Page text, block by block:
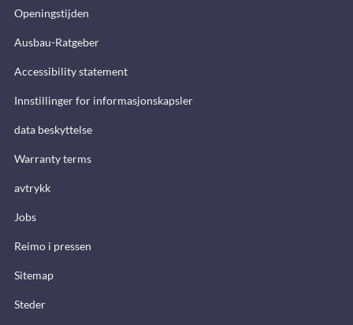
Openingstijden
Ausbau-Ratgeber
Accessibility statement
Innstillinger for informasjonskapsler
data beskyttelse
Warranty terms
avtrykk
Jobs
Reimo i pressen
Sitemap
Steder